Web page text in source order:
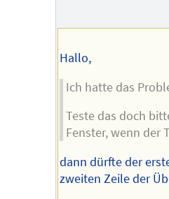
Hallo,
Ich hatte das
Teste das doch
Fenster, wenn der
dann dürfte der
zweiten Zeile der